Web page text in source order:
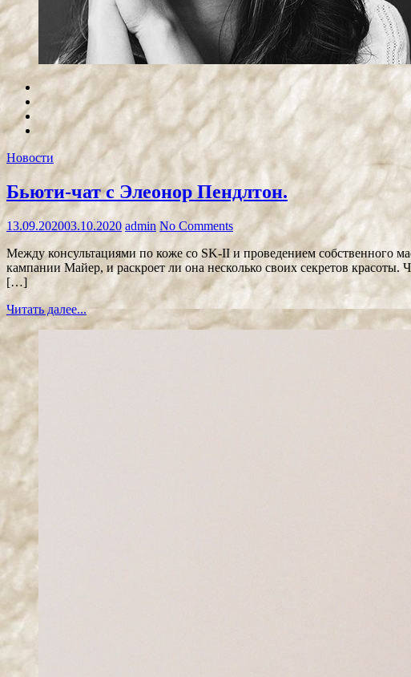
Новости
Бьюти-чат с Элеонор Пендлтон.
13.09.202003.10.2020 admin No Comments
Между консультациями по коже со SK-II и проведением собственного
кампании Майер, и раскроет ли она несколько своих секретов
[…]
Читать далее...